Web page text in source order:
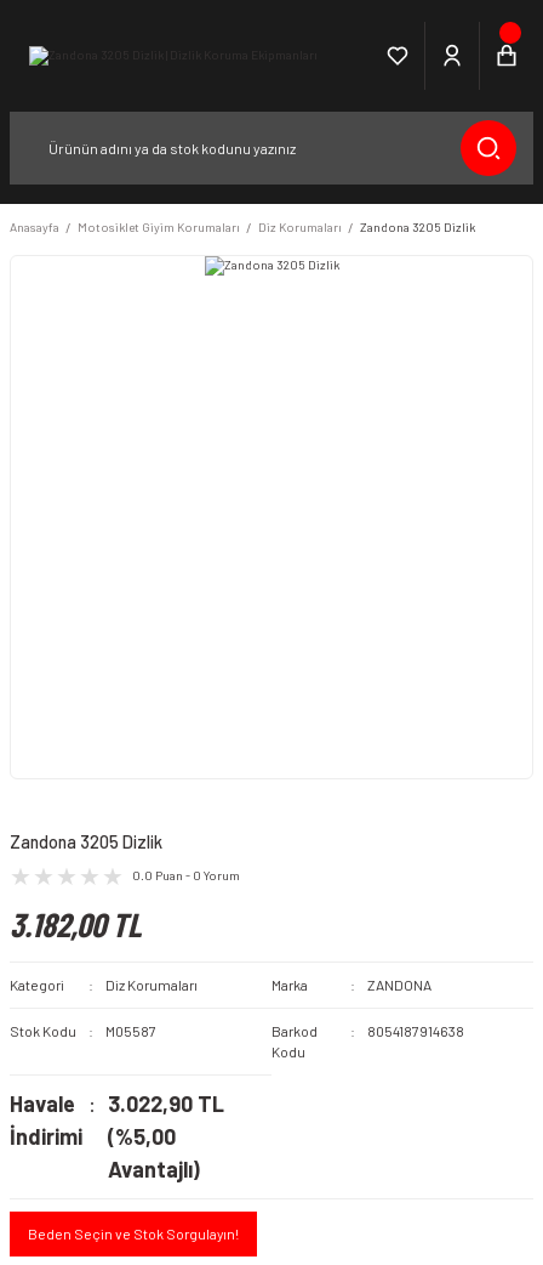
Anasayfa Motosiklet Giyim Korumaları Diz Korumaları Zandona 3205 Dizlik
Zandona 3205 Dizlik
0.0 Puan - 0 Yorum
3.182,00 TL
Kategori Diz Korumaları Marka ZANDONA
Stok Kodu M05587
Barkod
Kodu
8054187914638
Havale
İndirimi
3.022,90 TL
(%5,00
Avantajlı)
Beden Seçin ve Stok Sorgulayın!